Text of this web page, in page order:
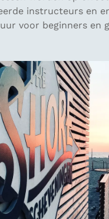
instructeurs en
voor beginners en